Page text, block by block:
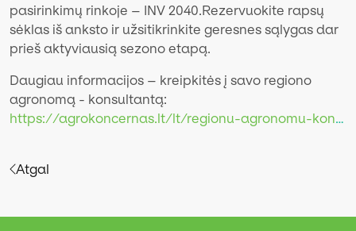
pasirinkimų rinkoje – INV 2040.Rezervuokite rapsų
sėklas iš anksto ir užsitikrinkite geresnes sąlygas dar
prieš aktyviausią sezono etapą.
Daugiau informacijos – kreipkitės į savo regiono
agronomą - konsultantą:
https://agrokoncernas.lt/lt/regionu-agronomu-kontaktai
Atgal